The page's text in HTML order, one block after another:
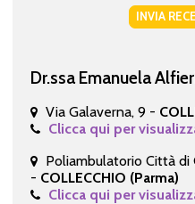
INVIA
Dr.ssa Emanuela
Via Galaverna, 9 -
Clicca qui per
Poliambulatorio Città di
- COLLECCHIO (Parma)
Clicca qui per